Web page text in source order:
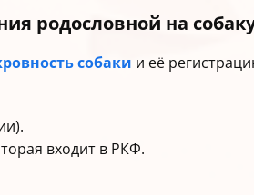
родословной на
собаки и её
входит в РКФ.